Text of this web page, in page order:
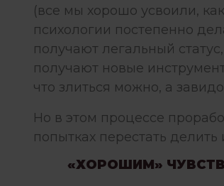
(все мы хорошо усвоили,
психологии постепенно
получают легальный
получают новые
что злиться можно, а
Но в этом процессе
попытках перестать
«ХОРОШИМ»